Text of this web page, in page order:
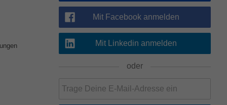
Mit Facebook anmelden
Mit Linkedin anmelden
oder